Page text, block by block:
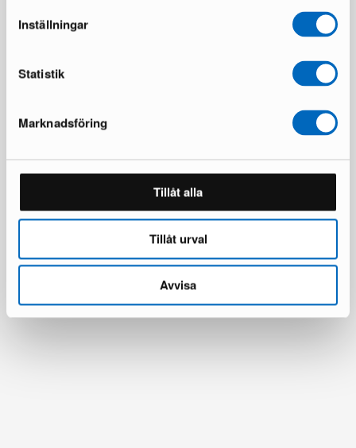
Inställningar
Statistik
Marknadsföring
Tillåt alla
Tillåt urval
Avvisa
Wendelbo Folium stol grå
Du sparar 436 €
Wendelbo Folium stol grå
1 i lager ·
Du sparar 436 €
Alla produkter laddade